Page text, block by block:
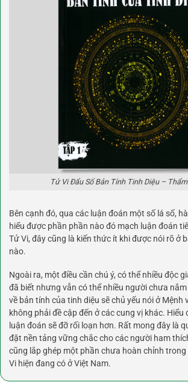
Tử Vi Đẩu Số Bản Tính Tinh Diệu –
Bên cạnh đó, qua các luận đoán một số lá số,
hiểu được phần phần nào đó mạch luận đoán
Tử Vi, đây cũng là kiến thức ít khi được nói rõ ở
nào.
Ngoài ra, một điều cần chú ý, có thể nhiều độc
đã biết nhưng vẫn có thể nhiều người chưa
về bản tính của tinh diệu sẽ chủ yếu nói ở Mệnh
không phải đề cập đến ở các cung vị khác. Hiểu
luận đoán sẽ đỡ rối loạn hơn. Rất mong đây là
đặt nền tảng vững chắc cho các người ham
cũng lắp ghép một phần chưa hoàn chỉnh
Vi hiện đang có ở Việt Nam.